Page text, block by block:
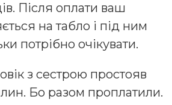
Після оплати ваш
на табло і під ним
потрібно очікувати.
з сестрою простояв
Бо разом проплатили.